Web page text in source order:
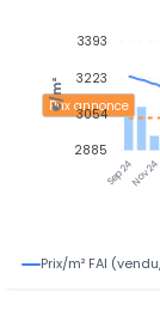
Sep 24Nov 24
Prix annonce
3393
3223
3054
2885
€/m²
Prix/m² FAI